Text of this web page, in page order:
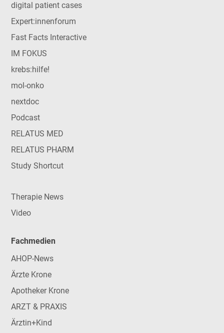
digital patient cases
Expert:innenforum
Fast Facts Interactive
IM FOKUS
krebs:hilfe!
mol-onko
nextdoc
Podcast
RELATUS MED
RELATUS PHARM
Study Shortcut
Therapie News
Video
Fachmedien
AHOP-News
Ärzte Krone
Apotheker Krone
ARZT & PRAXIS
Ärztin+Kind